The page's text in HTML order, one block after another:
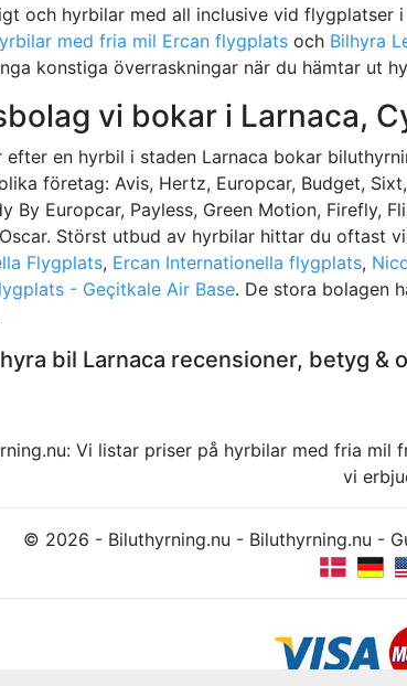
och hyrbilar med all inclusive vid flygplatser i
med fria mil Ercan flygplats och Bilhyra
konstiga överraskningar när du hämtar ut
vi bokar i Larnaca,
efter en hyrbil i staden Larnaca bokar
företag: Avis, Hertz, Europcar, Budget,
By Europcar, Payless, Green Motion, Firefly,
Störst utbud av hyrbilar hittar du oftast
Flygplats, Ercan Internationella flygplats,
- Geçitkale Air Base. De stora bolagen
bil Larnaca recensioner, betyg &
Vi listar priser på hyrbilar med fria
vi
© 2026 - Biluthyrning.nu - Biluthyrning.nu -